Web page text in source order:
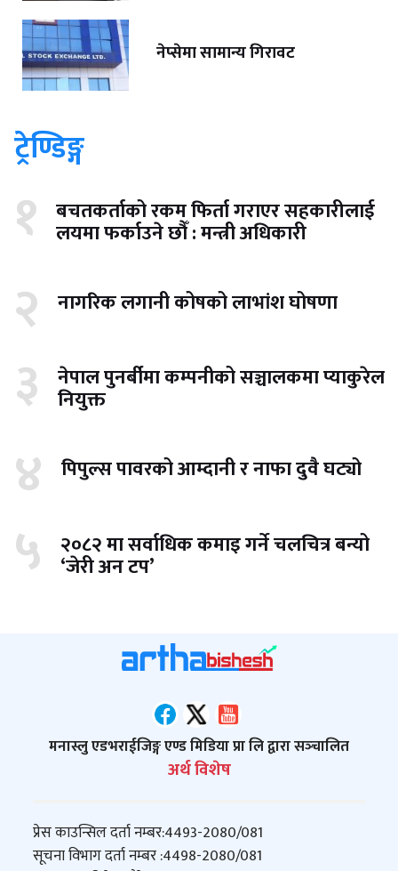
नेप्सेमा सामान्य गिरावट
ट्रेण्डिङ्ग
१ बचतकर्ताको रकम फिर्ता गराएर सहकारीलाई
लयमा फर्काउने छौँ : मन्त्री अधिकारी
२ नागरिक लगानी कोषको लाभांश घोषणा
३ नेपाल पुनर्बीमा कम्पनीको सञ्चालकमा प्याकुरेल
नियुक्त
४ पिपुल्स पावरको आम्दानी र नाफा दुवै घट्यो
५ २०८२ मा सर्वाधिक कमाइ गर्ने चलचित्र बन्यो
‘जेरी अन टप’
मनास्लु एडभराईजिङ्ग एण्ड मिडिया प्रा लि द्वारा सञ्‍चालित
अर्थ विशेष
प्रेस काउन्सिल दर्ता नम्बर:4493-2080/081
सूचना विभाग दर्ता नम्बर :4498-2080/081